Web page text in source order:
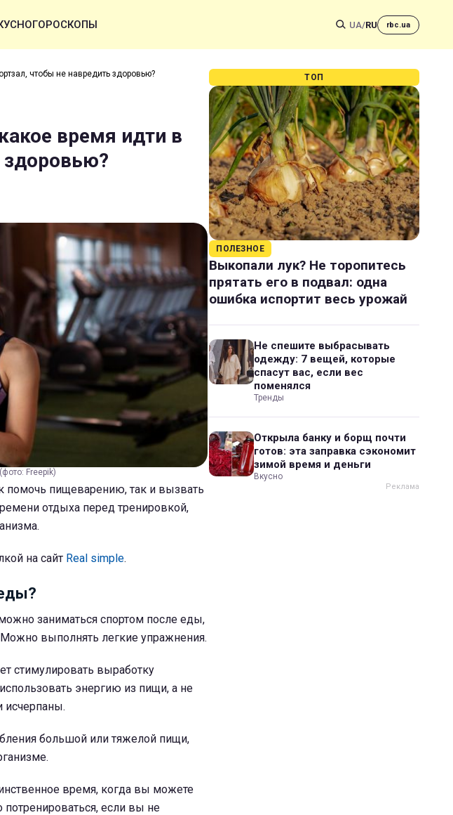
ГОРОСКОПЫ UA/RU rbc.ua
чтобы не навредить здоровью?
время идти в
здоровью?
Freepik)
помочь пищеварению, так и вызвать
отдыха перед тренировкой,
на сайт Real simple.
заниматься спортом после еды,
выполнять легкие упражнения.
стимулировать выработку
энергию из пищи, а не
исчерпаны.
большой или тяжелой пищи,
время, когда вы можете
потренироваться, если вы не
ТОП
ПОЛЕЗНОЕ
Выкопали лук? Не торопитесь
прятать его в подвал: одна
ошибка испортит весь урожай
Не спешите выбрасывать
одежду: 7 вещей, которые
спасут вас, если вес
поменялся
Тренды
Открыла банку и борщ почти
готов: эта заправка сэкономит
зимой время и деньги
Вкусно